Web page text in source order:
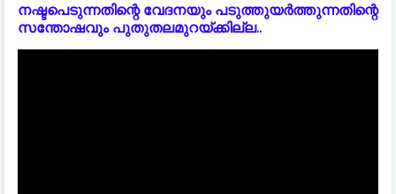
നഷ്ടപെടുന്നതിന്റെ വേദനയും പടുത്തുയർത്തുന്നതിന്റെ
സന്തോഷവും പുതുതലമുറയ്ക്കില്ല..